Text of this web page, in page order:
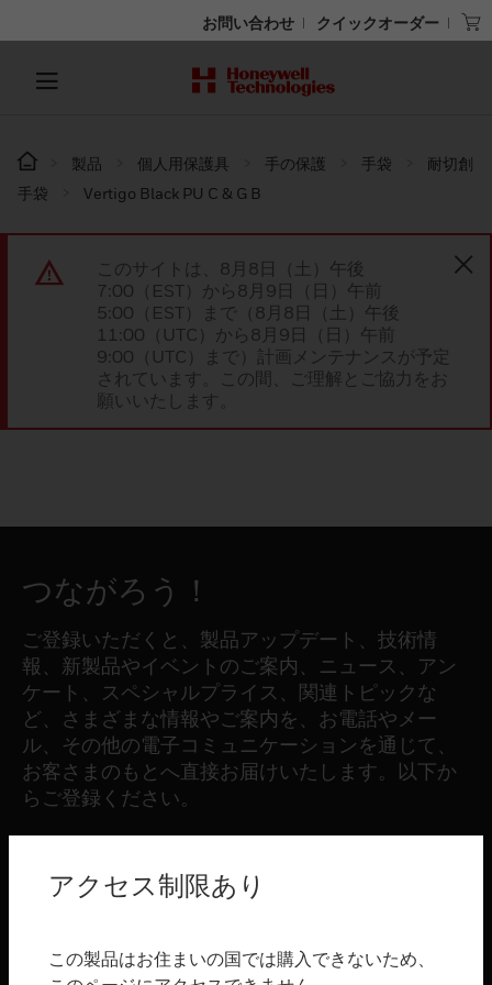
お問い合わせ クイックオーダー
製品 個人用保護具 手の保護 手袋
耐切創
手袋
Vertigo Black PU C & G B
このサイトは、8月8日（土）午後
7:00（EST）から8月9日（日）午前
5:00（EST）まで（8月8日（土）午後
11:00（UTC）から8月9日（日）午前
9:00（UTC）まで）計画メンテナンスが予定
されています。この間、ご理解とご協力をお
願いいたします。
つながろう！
ご登録いただくと、製品アップデート、技術情
報、新製品やイベントのご案内、ニュース、アン
ケート、スペシャルプライス、関連トピックな
ど、さまざまな情報やご案内を、お電話やメー
ル、その他の電子コミュニケーションを通じて、
お客さまのもとへ直接お届けいたします。以下か
らご登録ください。
toggle view
アクセス制限あり
この製品はお住まいの国では購入できないため、